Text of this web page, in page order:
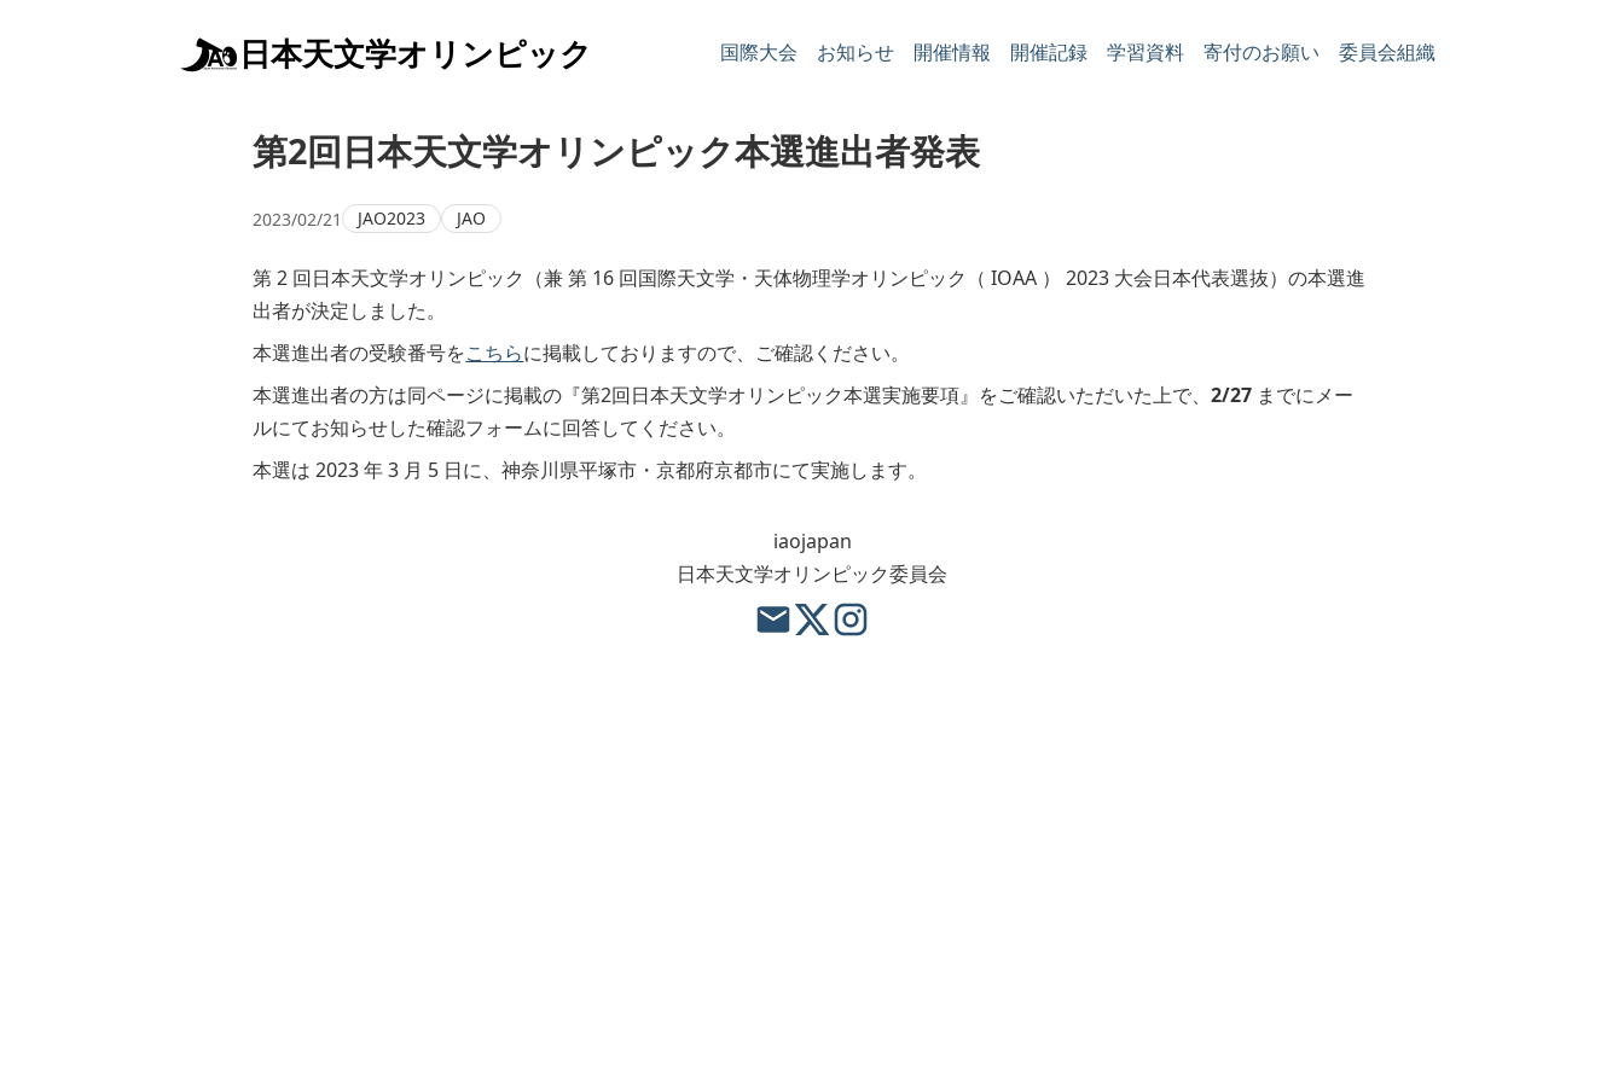
日本天文学オリンピック 国際大会 お知らせ 開催情報 開催記録 学習資料 寄付のお願い 委員会組織
第2回日本天文学オリンピック本選進出者発表
2023/02/21 JAO2023 JAO
第 2 回日本天文学オリンピック（兼 第 16 回国際天文学・天体物理学オリンピック（ IOAA ） 2023 大会日本代表選抜）の本選進
出者が決定しました。
本選進出者の受験番号をこちらに掲載しておりますので、ご確認ください。
本選進出者の方は同ページに掲載の『第2回日本天文学オリンピック本選実施要項』をご確認いただいた上で、2/27 までにメー
ルにてお知らせした確認フォームに回答してください。
本選は 2023 年 3 月 5 日に、神奈川県平塚市・京都府京都市にて実施します。
iaojapan
日本天文学オリンピック委員会